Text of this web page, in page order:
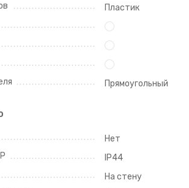
Пластик
Прямоугольный
Нет
IP44
На стену